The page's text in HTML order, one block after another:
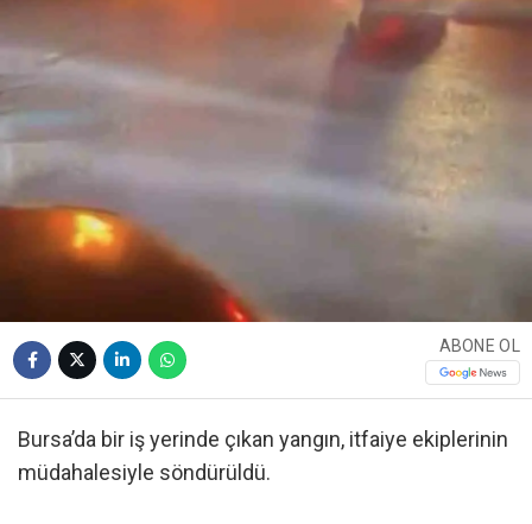
ABONE OL
Bursa’da bir iş yerinde çıkan yangın, itfaiye ekiplerinin
müdahalesiyle söndürüldü.